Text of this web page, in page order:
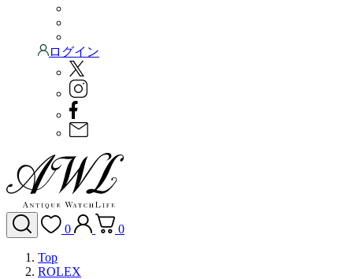
ログイン
0 0
Top
ROLEX